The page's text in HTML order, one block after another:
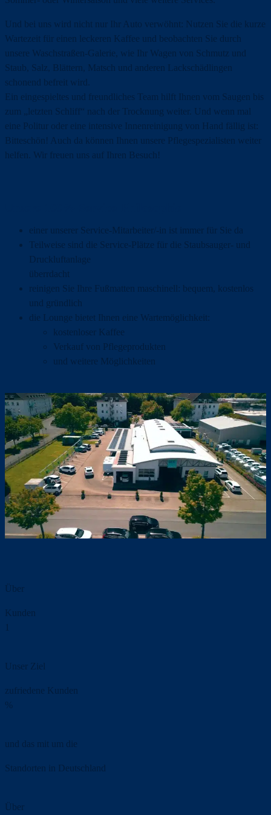
Und bei uns wird nicht nur Ihr Auto verwöhnt: Nutzen Sie die kurze
Wartezeit für einen leckeren Kaffee und beobachten Sie durch
unsere Waschstraßen-Galerie, wie Ihr Wagen von Schmutz und
Staub, Salz, Blättern, Matsch und anderen Lackschädlingen
schonend befreit wird.
Ein eingespieltes und freundliches Team hilft Ihnen vom Saugen bis
zum „letzten Schliff“ nach der Trocknung weiter. Und wenn mal
eine Politur oder eine intensive Innenreinigung von Hand fällig ist:
Bitteschön! Auch da können Ihnen unsere Pflegespezialisten weiter
helfen. Wir freuen uns auf Ihren Besuch!
einer unserer Service-Mitarbeiter/-in ist immer für Sie da
Teilweise sind die Service-Plätze für die Staubsauger- und
Druckluftanlage
überrdacht
reinigen Sie Ihre Fußmatten maschinell: bequem, kostenlos
und gründlich
die Lounge bietet Ihnen eine Wartemöglichkeit:
kostenloser Kaffee
Verkauf von Pflegeprodukten
und weitere Möglichkeiten
Über
Kunden
1
Unser Ziel
zufriedene Kunden
%
und das mit um die
Standorten in Deutschland
Über